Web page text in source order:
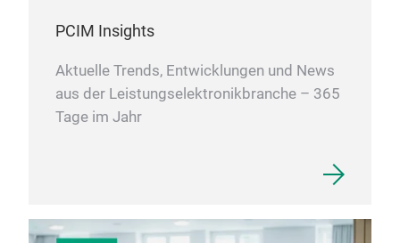
PCIM Insights
Aktuelle Trends, Entwicklungen und News
aus der Leistungselektronikbranche – 365
Tage im Jahr